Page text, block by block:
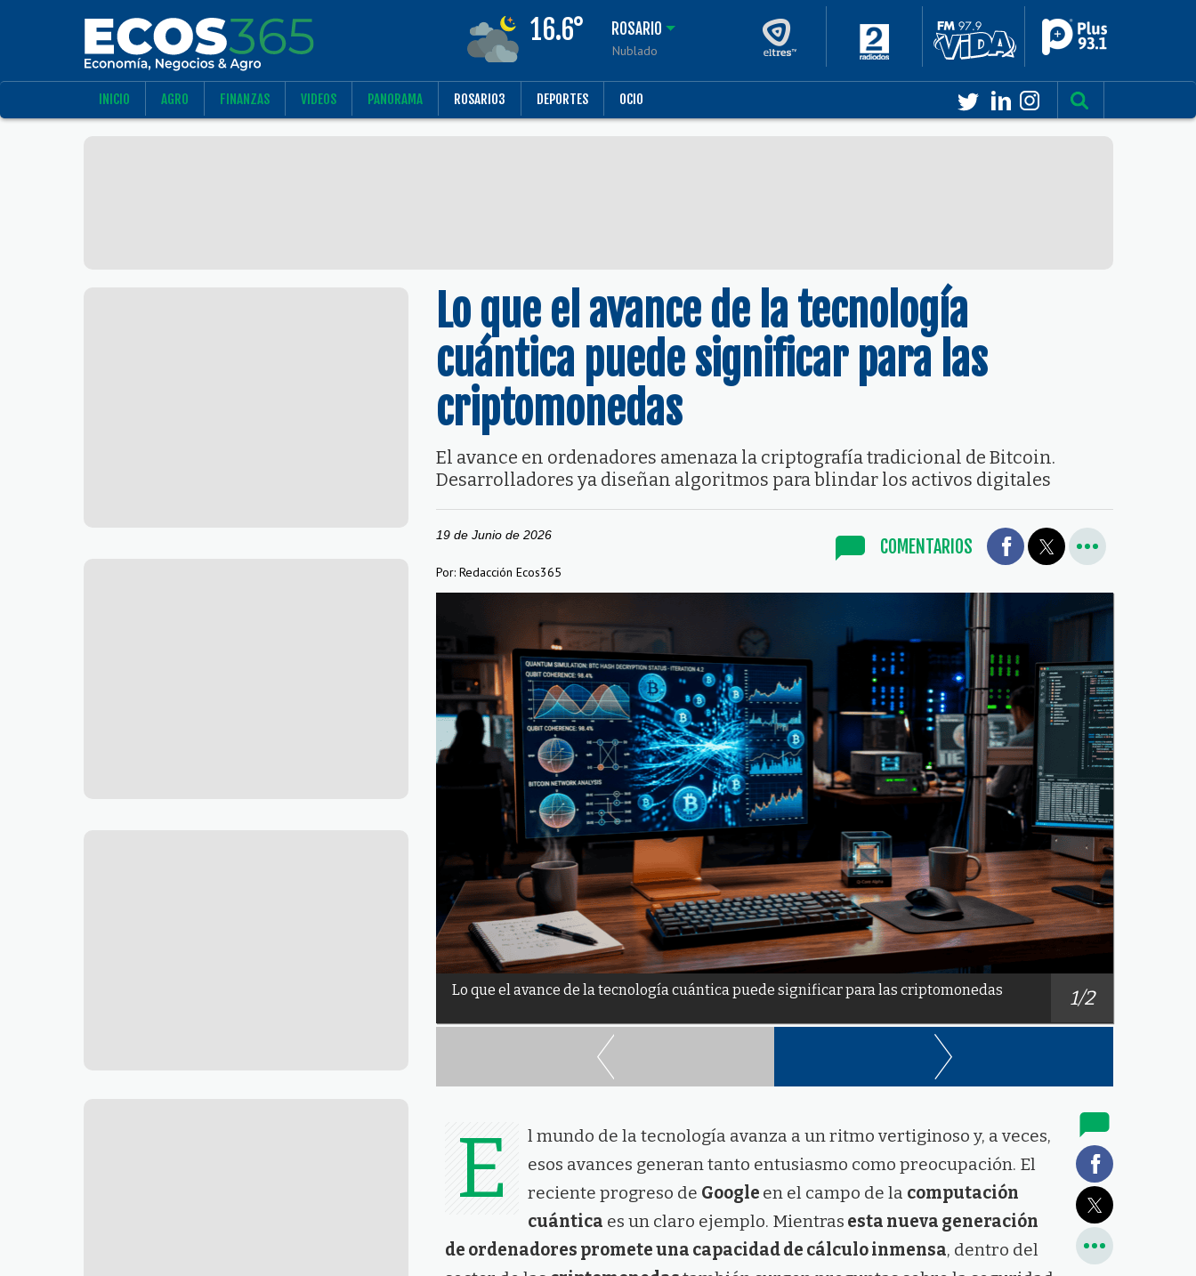
16.6° ROSARIO
Nublado
INICIO AGRO FINANZAS VIDEOS PANORAMA ROSARIO3 DEPORTES OCIO
Lo que el avance de la tecnología
cuántica puede significar para las
criptomonedas
El avance en ordenadores amenaza la criptografía tradicional de Bitcoin.
Desarrolladores ya diseñan algoritmos para blindar los activos digitales
19 de Junio de 2026
Por: Redacción Ecos365
COMENTARIOS
Lo que el avance de la tecnología cuántica puede significar para las criptomonedas 1/2
E
l mundo de la tecnología avanza a un ritmo vertiginoso y, a veces,
esos avances generan tanto entusiasmo como preocupación. El
reciente progreso de Google en el campo de la computación
cuántica es un claro ejemplo. Mientras esta nueva generación
de ordenadores promete una capacidad de cálculo inmensa, dentro del